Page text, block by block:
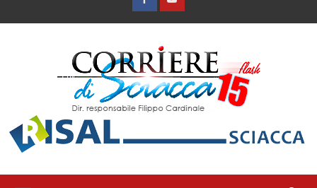
FacebookYountube